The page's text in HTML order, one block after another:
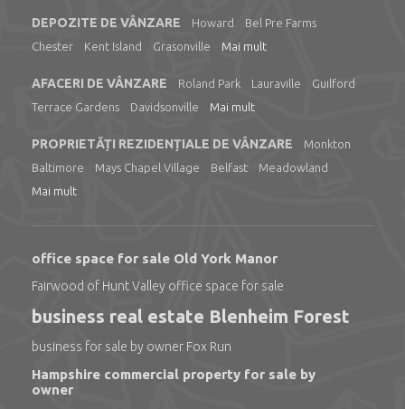
DEPOZITE DE VÂNZARE Howard
Bel Pre Farms
Chester
Kent Island Grasonville Mai mult
AFACERI DE VÂNZARE Roland Park Lauraville
Guilford
Terrace Gardens
Davidsonville Mai mult
PROPRIETĂȚI REZIDENȚIALE DE VÂNZARE
Monkton
Baltimore
Mays Chapel Village Belfast
Meadowland
Mai mult
office space for sale Old York Manor
Fairwood of Hunt Valley office space for sale
business real estate Blenheim Forest
business for sale by owner Fox Run
Hampshire commercial property for sale by
owner